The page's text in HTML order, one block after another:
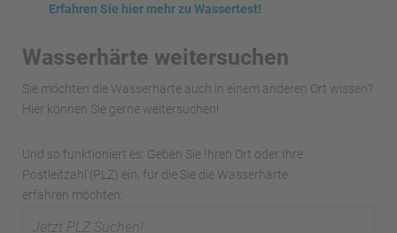
Erfahren Sie hier mehr zu Wassertest!
Wasserhärte weitersuchen
Sie möchten die Wasserhärte auch in einem anderen Ort wissen?
Hier können Sie gerne weitersuchen!
Und so funktioniert es: Geben Sie Ihren Ort oder Ihre
Postleitzahl (PLZ) ein, für die Sie die Wasserhärte
erfahren möchten: